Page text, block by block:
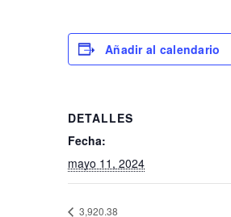
Añadir al calendario
DETALLES
Fecha:
mayo 11, 2024
3,920.38